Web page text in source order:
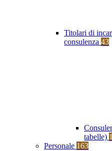
Titolari di
consulenza 43
tabelle)
Personale 163